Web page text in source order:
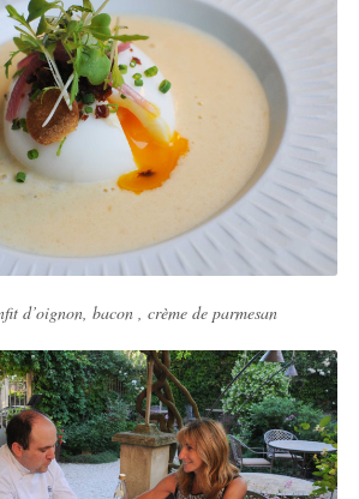
d’oignon, bacon , crème de parmesan